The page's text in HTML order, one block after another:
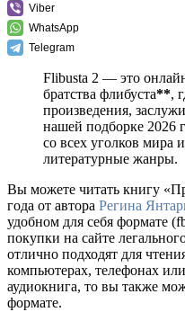
Viber
WhatsApp
Telegram
Flibusta 2 — это
братства флибуста**,
произведения,
нашей подборке 2026
со всех уголков мира
литературные жанры.
Вы можете читать книгу
года от автора Регина
удобном для себя формате
покупки на сайте
отлично подходят для
компьютерах, телефонах
аудиокнига, то вы также
формате.